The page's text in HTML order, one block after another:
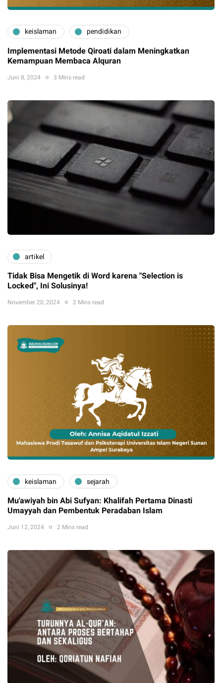
keislaman pendidikan
Implementasi Metode Qiroati dalam Meningkatkan
Kemampuan Membaca Alquran
Juni 8, 2024 3 Mins read
artikel
Tidak Bisa Mengetik di Word karena "Selection is
Locked", Ini Solusinya!
November 20, 2024 2 Mins read
keislaman sejarah
Mu'awiyah bin Abi Sufyan: Khalifah Pertama Dinasti
Umayyah dan Pembentuk Peradaban Islam
Juni 12, 2024 2 Mins read